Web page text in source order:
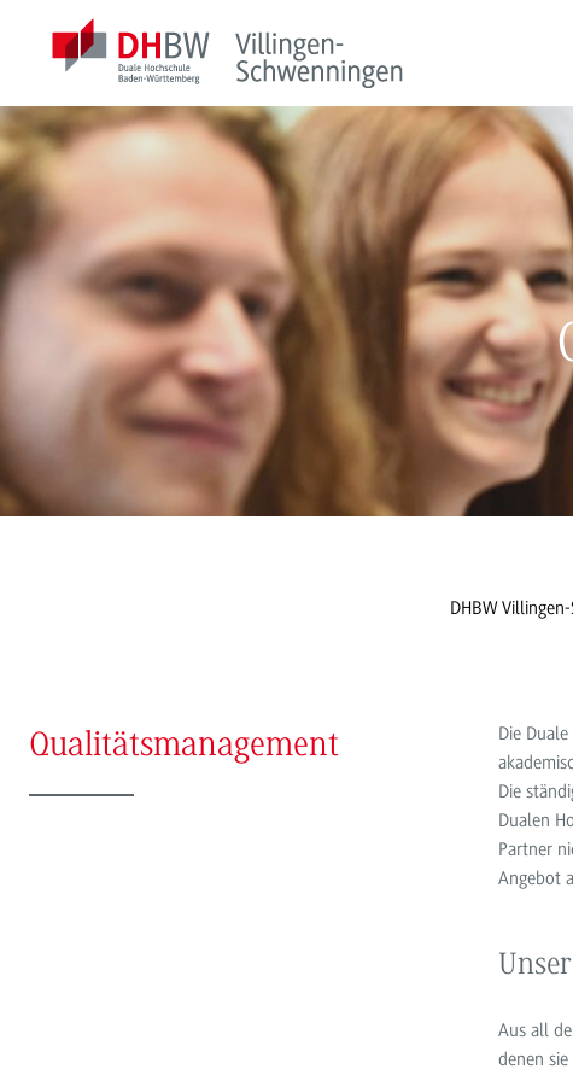
DHBW
Qualitätsmanagement
Die
Die
Dualen
Partner
Angebot
Aus all
denen